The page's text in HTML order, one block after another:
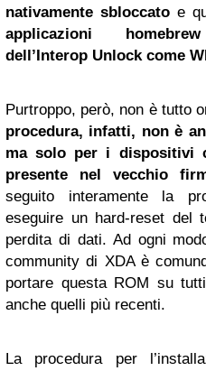
nativamente sbloccato e
applicazioni
dell’Interop Unlock come
Purtroppo, però, non è tutto
procedura, infatti, non è
ma solo per i dispositivi
presente nel vecchio
seguito interamente la
eseguire un hard-reset del
perdita di dati. Ad ogni
community di XDA è
portare questa ROM su
anche quelli più recenti.
La procedura per